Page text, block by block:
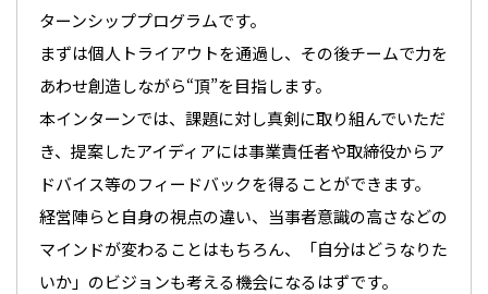
ターンシッププログラムです。
まずは個人トライアウトを通過し、その後チームで力を
あわせ創造しながら“頂”を目指します。
本インターンでは、課題に対し真剣に取り組んでいただ
き、提案したアイディアには事業責任者や取締役からア
ドバイス等のフィードバックを得ることができます。
経営陣らと自身の視点の違い、当事者意識の高さなどの
マインドが変わることはもちろん、「自分はどうなりた
いか」のビジョンも考える機会になるはずです。